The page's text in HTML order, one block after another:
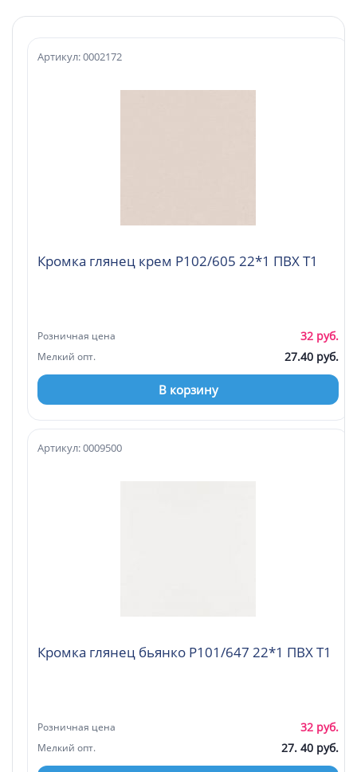
Кромка глянец крем P102/605 22*1 ПВХ Т1
Артикул: 0002172
Розничная цена 32 руб.
Мелкий опт. 27.40 руб.
В корзину
Кромка глянец бьянко Р101/647 22*1 ПВХ T1
Артикул: 0009500
Розничная цена 32 руб.
Мелкий опт. 27. 40 руб.